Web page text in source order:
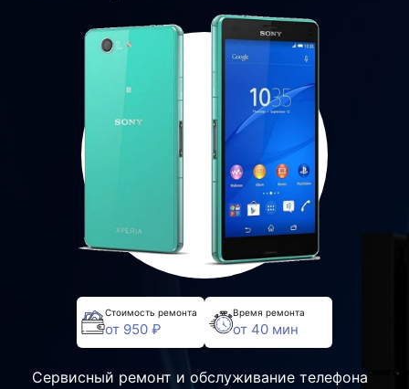
Стоимость ремонта
от 950 ₽
Время ремонта
от 40 мин
Сервисный ремонт и обслуживание телефона